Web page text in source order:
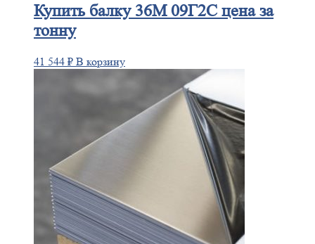
Купитьбалку 36М 09Г2С цена за
тонну
41 544 ₽ В корзину